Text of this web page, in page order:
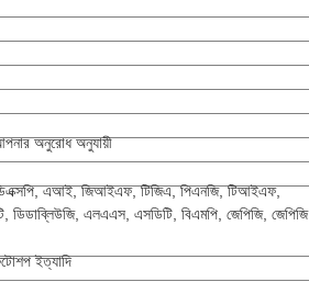
অনুরোধ অনুযায়ী
এআই, জিআইএফ, টিজিএ, পিএনজি, টিআইএফ,
এলএএস, এসডিটি, বিএমপি, জেপিজি, জেপিজি
ইত্যাদি